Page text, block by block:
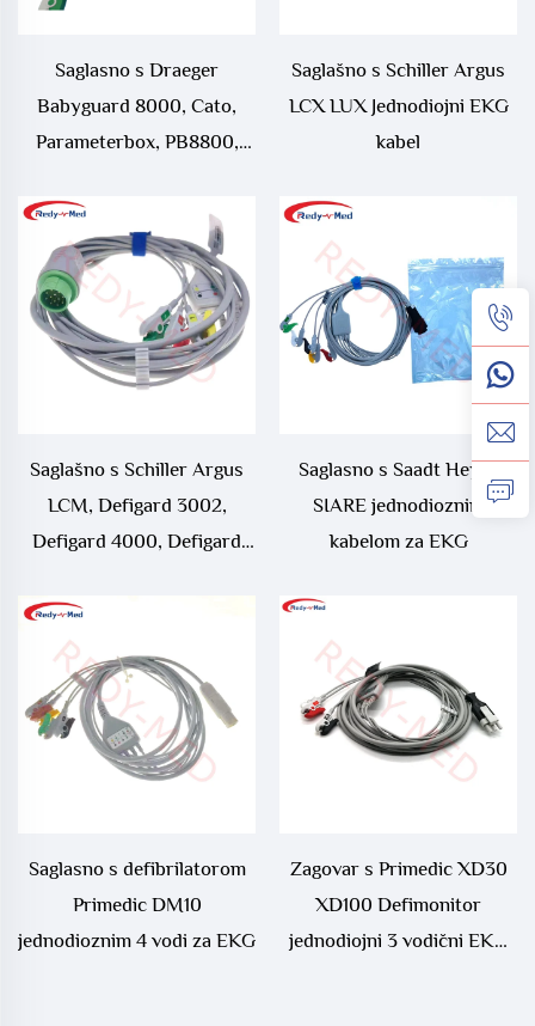
Saglasno s Draeger
Babyguard 8000, Cato,
Parameterbox, PB8800,
RM1, Serija 8000, UM1,
UM3, UM3.1 jednodioznim
kabelom za EKG
Saglašno s Schiller Argus
LCX LUX Jednodiojni EKG
kabel
Saglašno s Schiller Argus
LCM, Defigard 3002,
Defigard 4000, Defigard
Jednodiojni EKG kabel
Saglasno s Saadt Heyer
SIARE jednodioznim
kabelom za EKG
Saglasno s defibrilatorom
Primedic DM10
jednodioznim 4 vodi za EKG
Zagovar s Primedic XD30
XD100 Defimonitor
jednodiojni 3 vodični EKG